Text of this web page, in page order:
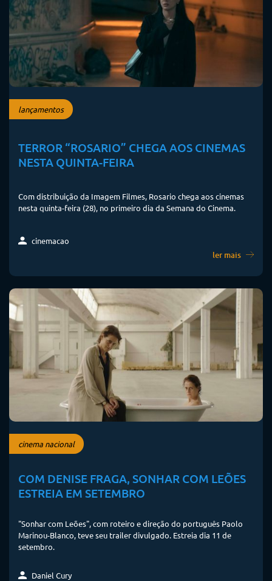
lançamentos
TERROR “ROSARIO” CHEGA AOS CINEMAS
NESTA QUINTA-FEIRA
Com distribuição da Imagem Filmes, Rosario chega aos cinemas
nesta quinta-feira (28), no primeiro dia da Semana do Cinema.
cinemacao
ler mais
cinema nacional
COM DENISE FRAGA, SONHAR COM LEÕES
ESTREIA EM SETEMBRO
"Sonhar com Leões", com roteiro e direção do português Paolo
Marinou-Blanco, teve seu trailer divulgado. Estreia dia 11 de
setembro.
Daniel Cury